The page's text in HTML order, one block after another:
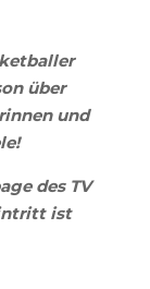
über
und
des TV
ist